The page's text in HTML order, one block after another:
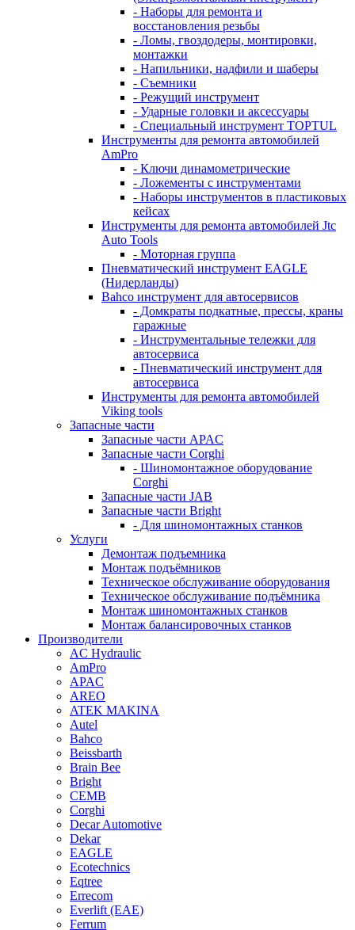
- Наборы для ремонта и
восстановления резьбы
- Ломы, гвоздодеры, монтировки,
монтажки
- Напильники, надфили и шаберы
- Съемники
- Режущий инструмент
- Ударные головки и аксессуары
- Специальный инструмент TOPTUL
Инструменты для ремонта автомобилей
AmPro
- Ключи динамометрические
- Ложементы с инструментами
- Наборы инструментов в пластиковых
кейсах
Инструменты для ремонта автомобилей Jtc
Auto Tools
- Моторная группа
Пневматический инструмент EAGLE
(Нидерланды)
Bahco инструмент для автосервисов
- Домкраты подкатные, прессы, краны
гаражные
- Инструментальные тележки для
автосервиса
- Пневматический инструмент для
автосервиса
Инструменты для ремонта автомобилей
Viking tools
Запасные части
Запасные части APAC
Запасные части Corghi
- Шиномонтажное оборудование
Corghi
Запасные части JAB
Запасные части Bright
- Для шиномонтажных станков
Услуги
Демонтаж подъемника
Монтаж подъёмников
Техническое обслуживание оборудования
Техническое обслуживание подъёмника
Монтаж шиномонтажных станков
Монтаж балансировочных станков
Производители
AC Hydraulic
AmPro
APAC
AREO
ATEK MAKINA
Autel
Bahco
Beissbarth
Brain Bee
Bright
CEMB
Corghi
Decar Automotive
Dekar
EAGLE
Ecotechnics
Eqtree
Errecom
Everlift (EAE)
Ferrum